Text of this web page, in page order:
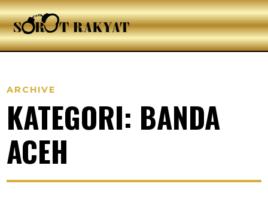
ARCHIVE
KATEGORI: BANDA
ACEH